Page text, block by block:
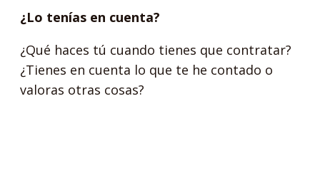
¿Lo tenías en cuenta?
¿Qué haces tú cuando tienes que contratar?
¿Tienes en cuenta lo que te he contado o
valoras otras cosas?